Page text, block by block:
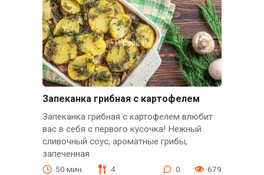
Запеканка грибная с картофелем
Запеканка грибная с картофелем влюбит
вас в себя с первого кусочка! Нежный
сливочный соус, ароматные грибы,
запеченная
50 мин. 4 0 679